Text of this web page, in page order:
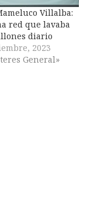
Villalba:
red que lavaba
diario
2023
General»